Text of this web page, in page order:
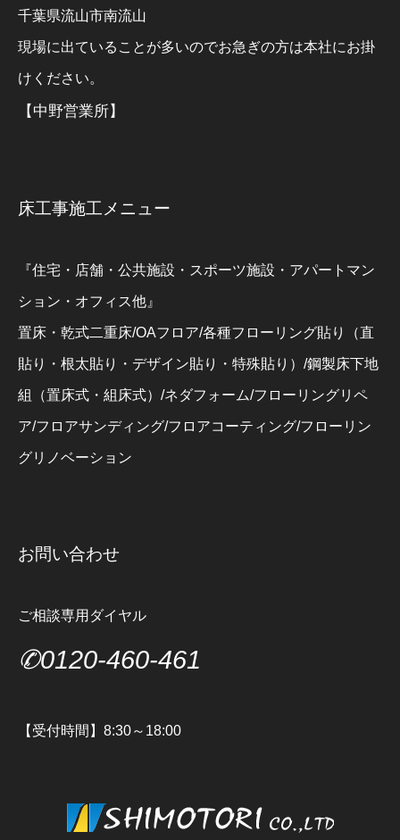
千葉県流山市南流山
現場に出ていることが多いのでお急ぎの方は本社にお掛
けください。
【中野営業所】
床工事施工メニュー
『住宅・店舗・公共施設・スポーツ施設・アパートマン
ション・オフィス他』
置床・乾式二重床/OAフロア/各種フローリング貼り（直
貼り・根太貼り・デザイン貼り・特殊貼り）/鋼製床下地
組（置床式・組床式）/ネダフォーム/フローリングリペ
ア/フロアサンディング/フロアコーティング/フローリン
グリノベーション
お問い合わせ
ご相談専用ダイヤル
✆0120-460-461
【受付時間】8:30～18:00